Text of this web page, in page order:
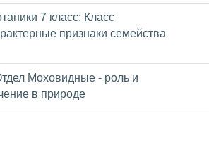
7 класс: Класс
признаки семейства
Моховидные - роль и
в природе